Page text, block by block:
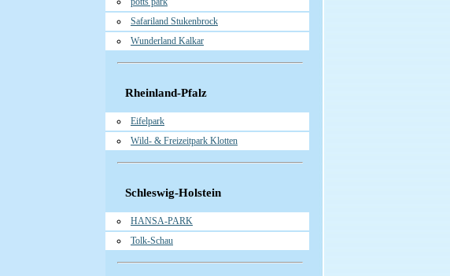
Safariland Stukenbrock
Wunderland Kalkar
Rheinland-Pfalz
Eifelpark
Wild- & Freizeitpark Klotten
Schleswig-Holstein
HANSA-PARK
Tolk-Schau